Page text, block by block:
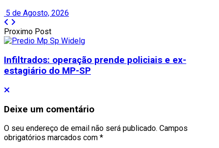
5 de Agosto, 2026
Proximo Post
Infiltrados: operação prende policiais e ex-
estagiário do MP-SP
Deixe um comentário
O seu endereço de email não será publicado. Campos
obrigatórios marcados com *